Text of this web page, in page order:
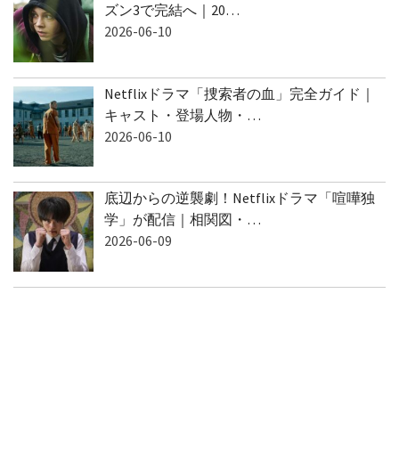
ズン3で完結へ｜20…
2026-06-10
Netflixドラマ「捜索者の血」完全ガイド｜
キャスト・登場人物・…
2026-06-10
底辺からの逆襲劇！Netflixドラマ「喧嘩独
学」が配信｜相関図・…
2026-06-09